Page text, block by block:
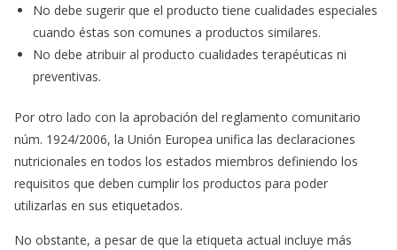
No debe sugerir que el producto tiene cualidades especiales
cuando éstas son comunes a productos similares.
No debe atribuir al producto cualidades terapéuticas ni
preventivas.
Por otro lado con la aprobación del reglamento comunitario
núm. 1924/2006, la Unión Europea unifica las declaraciones
nutricionales en todos los estados miembros definiendo los
requisitos que deben cumplir los productos para poder
utilizarlas en sus etiquetados.
No obstante, a pesar de que la etiqueta actual incluye más